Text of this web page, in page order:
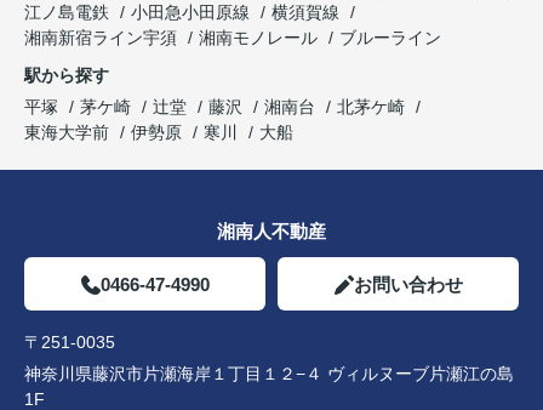
江ノ島電鉄
小田急小田原線
横須賀線
湘南新宿ライン宇須
湘南モノレール
ブルーライン
駅から探す
平塚
茅ケ崎 辻堂 藤沢 湘南台
北茅ケ崎
東海大学前
伊勢原 寒川 大船
湘南人不動産
0466-47-4990 お問い合わせ
〒251-0035
神奈川県藤沢市片瀬海岸１丁目１２−４ ヴィルヌーブ片瀬江の島
1F